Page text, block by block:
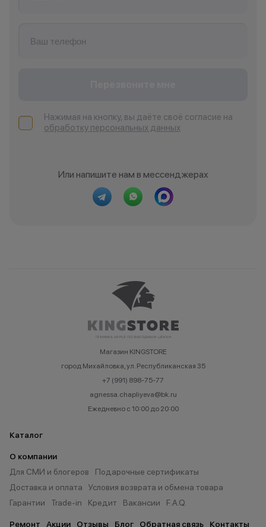
Нажимая на кнопку, вы даёте своё согласие на
обработку персональных данных
Или напишите нам в мессенджерах
Магазин KINGSTORE
город Михайловка, ул. Республиканская 35
+7 (991) 898-75-77
agnessa.chapliyeva@bk.ru
Ежедневно с 10:00 до 20:00
Каталог
О компании
Для СМИ и блогеров
Подарочные сертификаты
Доставка и оплата
Условия возврата и обмена товара
Гарантии
Trade-in Кредит Вакансии F.A.Q.
Ремонт Акции Отзывы Блог Обратная связь Контакты